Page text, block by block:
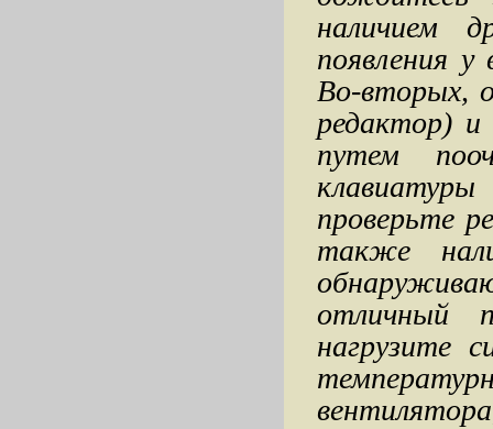
наличием
появления
Во-вторых,
редактор) и
путем
проверьте
также
отличный
нагрузите